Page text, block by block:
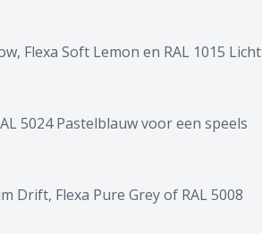
Flexa Soft Lemon en RAL 1015 Licht
5024 Pastelblauw voor een speels
Drift, Flexa Pure Grey of RAL 5008